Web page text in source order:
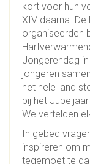
kort voor hun
XIV daarna.
organiseerden
Jongerendag
jongeren
het hele land
bij het
We vertelden
In gebed
inspireren om
tegemoet te